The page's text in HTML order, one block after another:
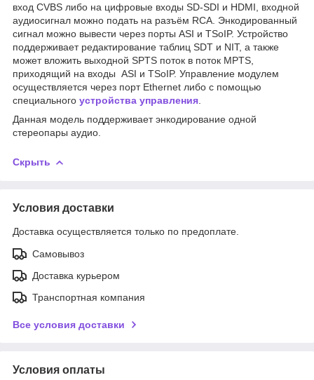
вход CVBS либо на цифровые входы SD-SDI и HDMI, входной
аудиосигнал можно подать на разъём RCA. Энкодированный
сигнал можно вывести через порты ASI и TSoIP. Устройство
поддерживает редактирование таблиц SDT и NIT, а также
может вложить выходной SPTS поток в поток MPTS,
приходящий на входы ASI и TSoIP. Управление модулем
осуществляется через порт Ethernet либо с помощью
специального устройства управления
Данная модель поддерживает энкодирование одной
стереопары аудио.
Скрыть
Условия доставки
Доставка осуществляется только по предоплате.
Самовывоз
Доставка курьером
Транспортная компания
Все условия доставки
Условия оплаты